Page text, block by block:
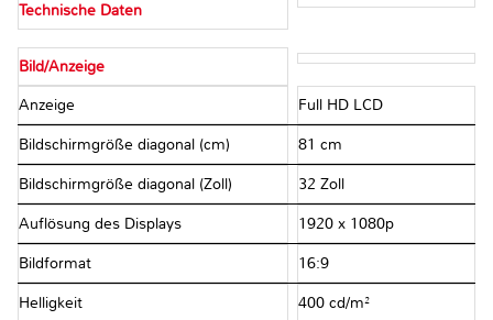
Technische Daten
Bild/Anzeige
Anzeige Full HD LCD
Bildschirmgröße diagonal (cm) 81 cm
Bildschirmgröße diagonal (Zoll) 32 Zoll
Auflösung des Displays 1920 x 1080p
Bildformat 16:9
Helligkeit 400 cd/m²